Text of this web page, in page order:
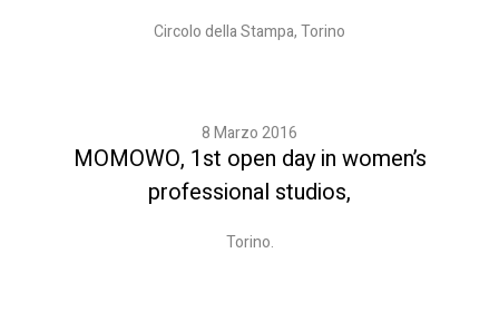
Circolo della Stampa, Torino
8 Marzo 2016
MOMOWO, 1st open day in women’s
professional studios,
Torino.